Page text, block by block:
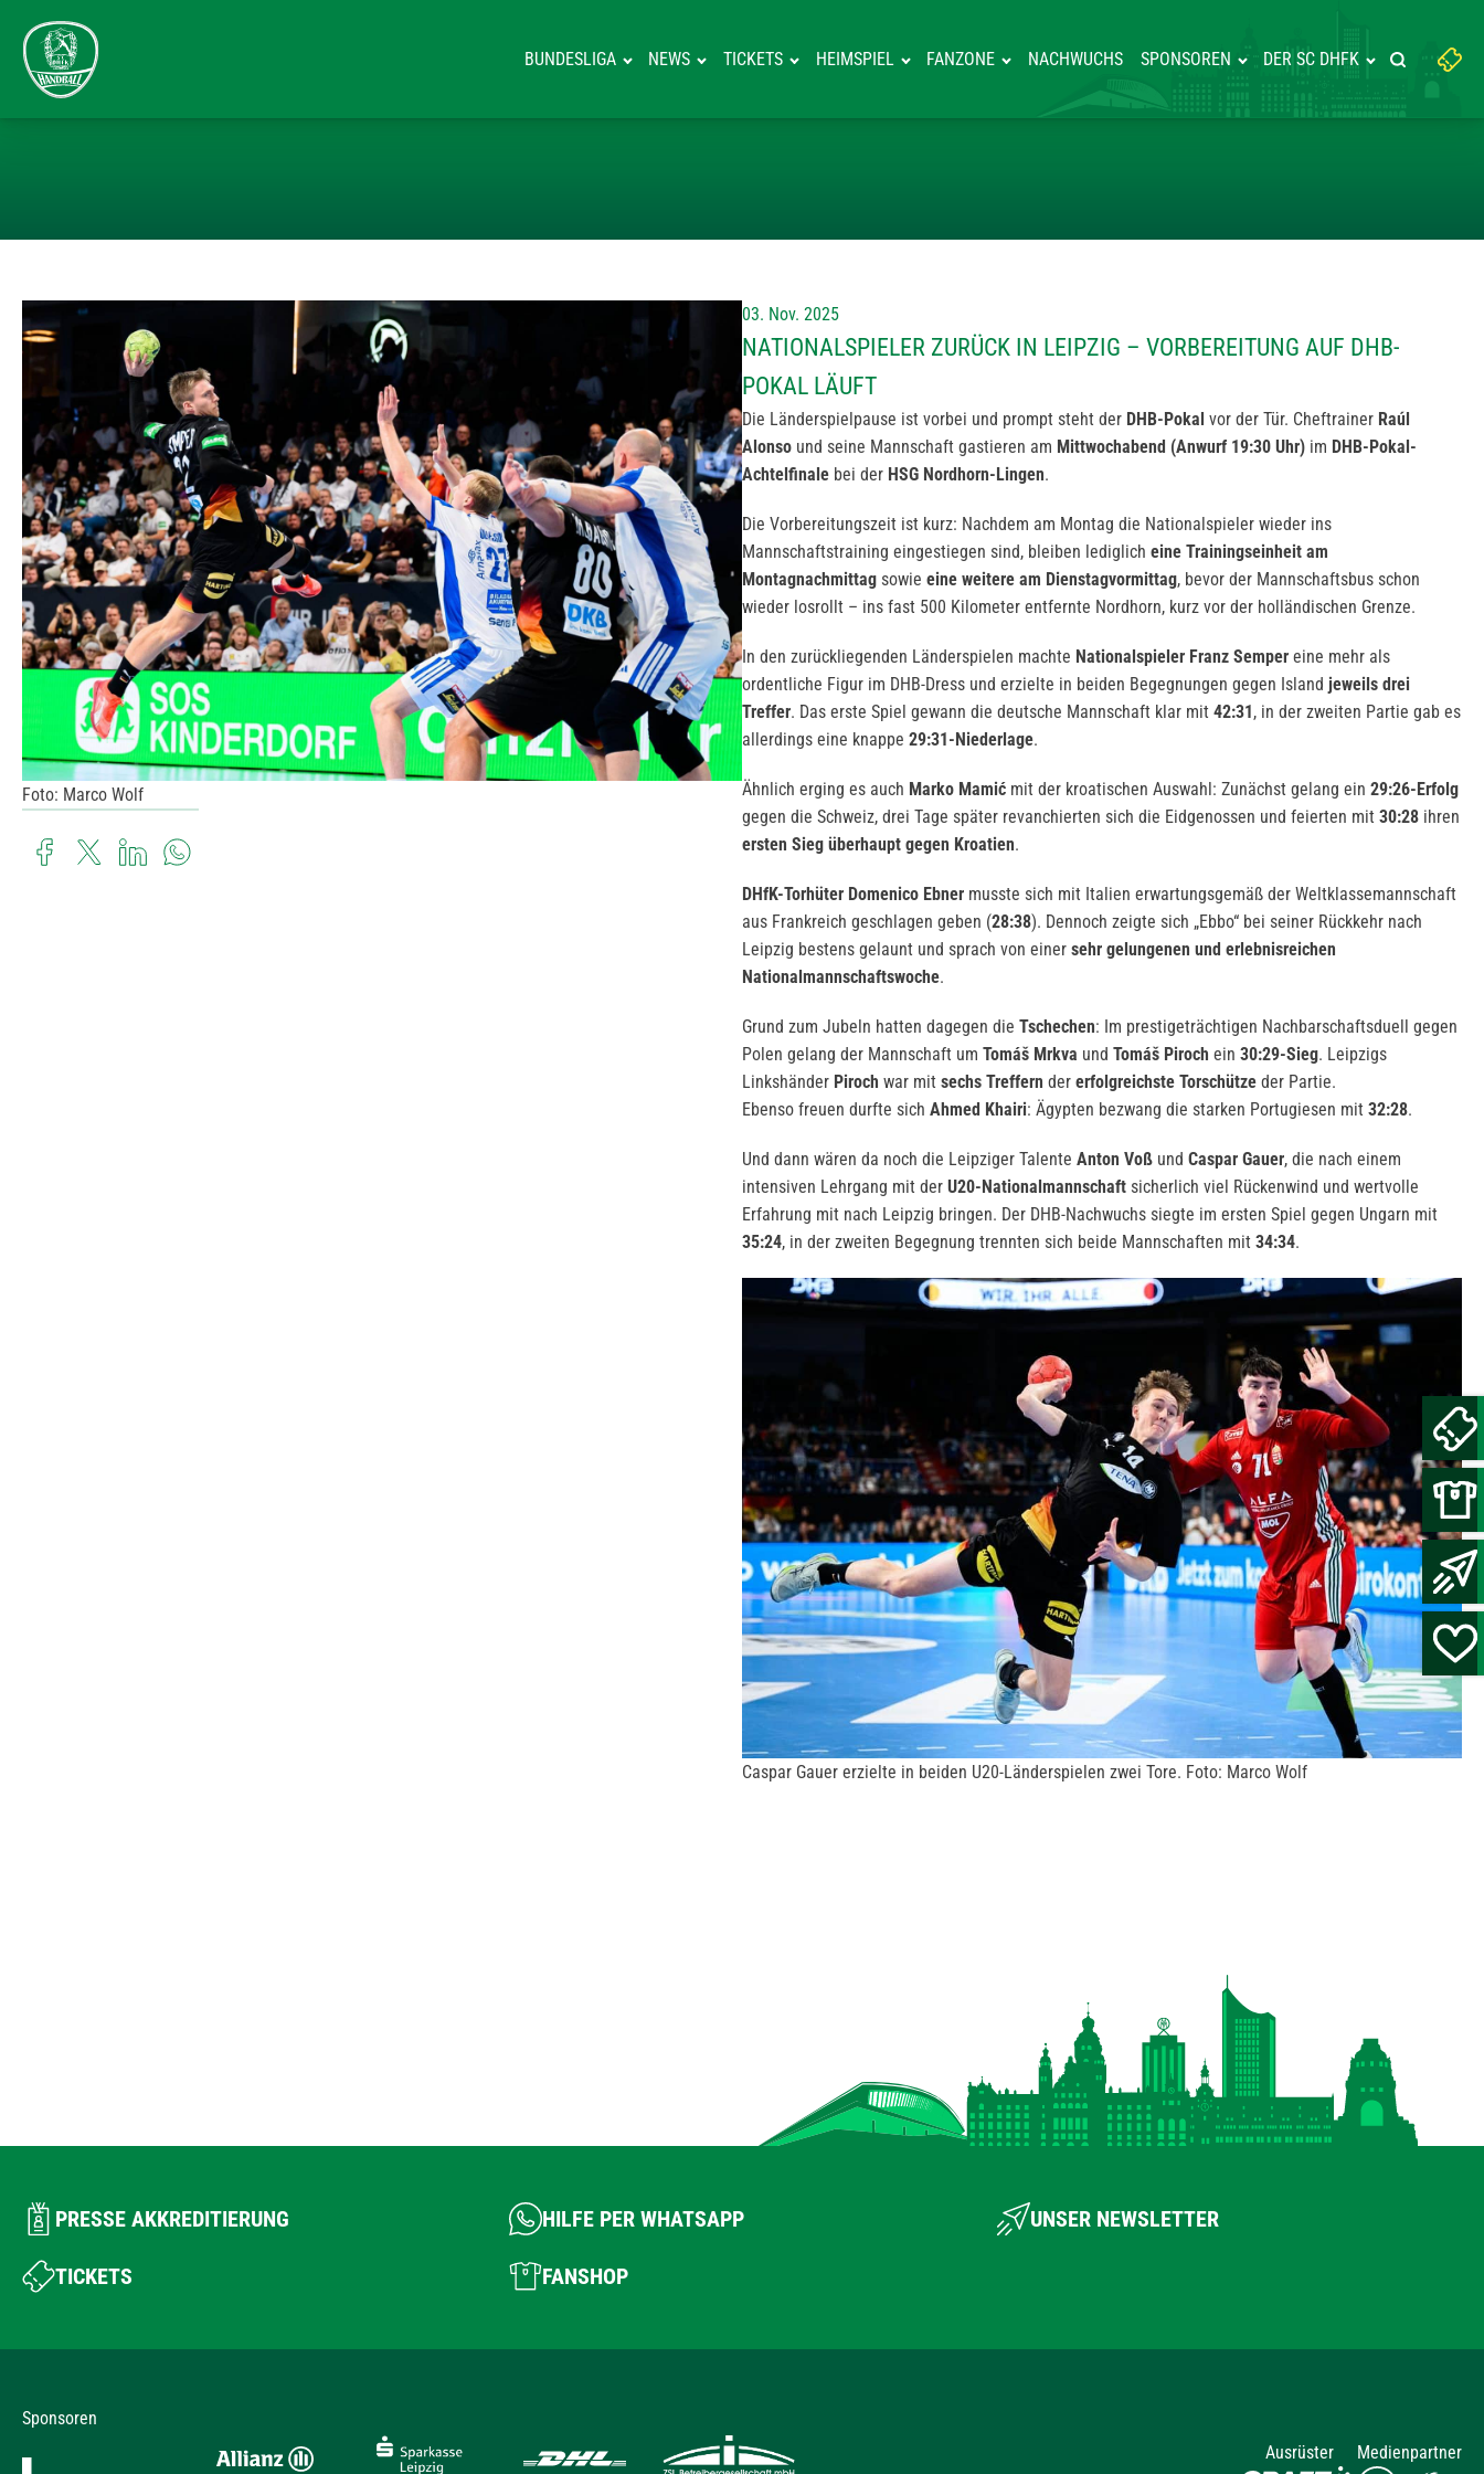
BUNDESLIGA NEWS TICKETS HEIMSPIEL FANZONE NACHWUCHS SPONSOREN DER SC DHFK
Suchbegriff
eingeben:
Suche
Foto: Marco Wolf
03. Nov. 2025
NATIONALSPIELER ZURÜCK IN LEIPZIG – VORBEREITUNG AUF DHB-
POKAL LÄUFT
Die Länderspielpause ist vorbei und prompt steht der DHB-Pokal vor der Tür. Cheftrainer Raúl
Alonso und seine Mannschaft gastieren am Mittwochabend (Anwurf 19:30 Uhr) im DHB-Pokal-
Achtelfinale bei der HSG Nordhorn-Lingen.
Die Vorbereitungszeit ist kurz: Nachdem am Montag die Nationalspieler wieder ins
Mannschaftstraining eingestiegen sind, bleiben lediglich eine Trainingseinheit am
Montagnachmittag sowie eine weitere am Dienstagvormittag, bevor der Mannschaftsbus schon
wieder losrollt – ins fast 500 Kilometer entfernte Nordhorn, kurz vor der holländischen Grenze.
In den zurückliegenden Länderspielen machte Nationalspieler Franz Semper eine mehr als
ordentliche Figur im DHB-Dress und erzielte in beiden Begegnungen gegen Island jeweils drei
Treffer. Das erste Spiel gewann die deutsche Mannschaft klar mit 42:31, in der zweiten Partie gab es
allerdings eine knappe 29:31-Niederlage.
Ähnlich erging es auch Marko Mamić mit der kroatischen Auswahl: Zunächst gelang ein 29:26-Erfolg
gegen die Schweiz, drei Tage später revanchierten sich die Eidgenossen und feierten mit 30:28 ihren
ersten Sieg überhaupt gegen Kroatien.
DHfK-Torhüter Domenico Ebner musste sich mit Italien erwartungsgemäß der Weltklassemannschaft
aus Frankreich geschlagen geben (28:38). Dennoch zeigte sich „Ebbo“ bei seiner Rückkehr nach
Leipzig bestens gelaunt und sprach von einer sehr gelungenen und erlebnisreichen
Nationalmannschaftswoche.
Grund zum Jubeln hatten dagegen die Tschechen: Im prestigeträchtigen Nachbarschaftsduell gegen
Polen gelang der Mannschaft um Tomáš Mrkva und Tomáš Piroch ein 30:29-Sieg. Leipzigs
Linkshänder Piroch war mit sechs Treffern der erfolgreichste Torschütze der Partie.
Ebenso freuen durfte sich Ahmed Khairi: Ägypten bezwang die starken Portugiesen mit 32:28.
Und dann wären da noch die Leipziger Talente Anton Voß und Caspar Gauer, die nach einem
intensiven Lehrgang mit der U20-Nationalmannschaft sicherlich viel Rückenwind und wertvolle
Erfahrung mit nach Leipzig bringen. Der DHB-Nachwuchs siegte im ersten Spiel gegen Ungarn mit
35:24, in der zweiten Begegnung trennten sich beide Mannschaften mit 34:34.
Caspar Gauer erzielte in beiden U20-Länderspielen zwei Tore. Foto: Marco Wolf
PRESSE AKKREDITIERUNG HILFE PER WHATSAPP UNSER NEWSLETTER
TICKETS FANSHOP
Sponsoren
Ausrüster
Medienpartner